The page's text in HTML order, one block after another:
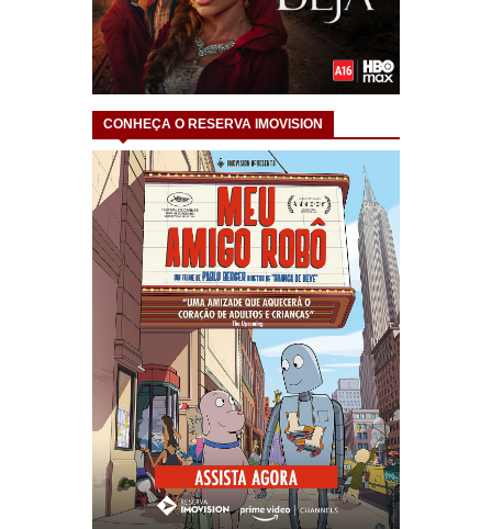
CONHEÇA O RESERVA IMOVISION